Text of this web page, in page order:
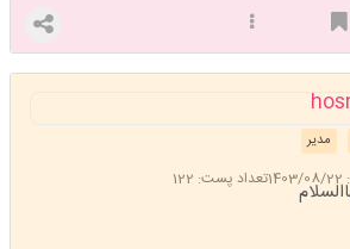
مدیر
تعداد پست: 122